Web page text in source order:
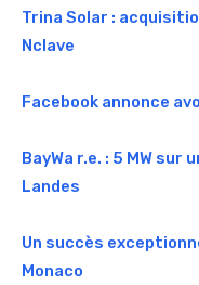
Trina Solar :
Nclave
Facebook annonce
BayWa r.e. : 5 MW sur
Landes
Un succès
Monaco